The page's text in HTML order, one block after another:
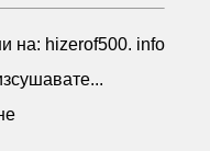
на: hizerof500. info